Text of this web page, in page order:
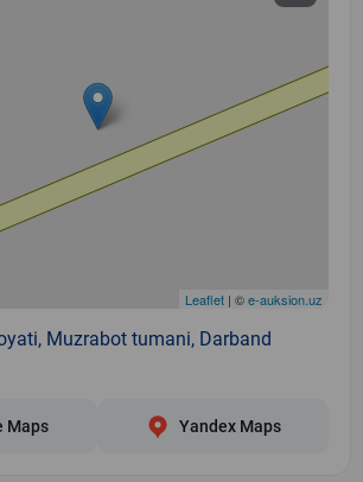
Leaflet | ©e-auksion.uz
Muzrabot tumani, Darband
Maps Yandex Maps